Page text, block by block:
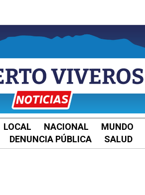
LOCAL NACIONAL MUNDO
DENUNCIA PÚBLICA SALUD